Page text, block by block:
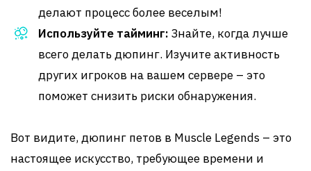
делают процесс более веселым!
Используйте тайминг: Знайте, когда лучше
всего делать дюпинг. Изучите активность
других игроков на вашем сервере – это
поможет снизить риски обнаружения.
Вот видите, дюпинг петов в Muscle Legends – это
настоящее искусство, требующее времени и